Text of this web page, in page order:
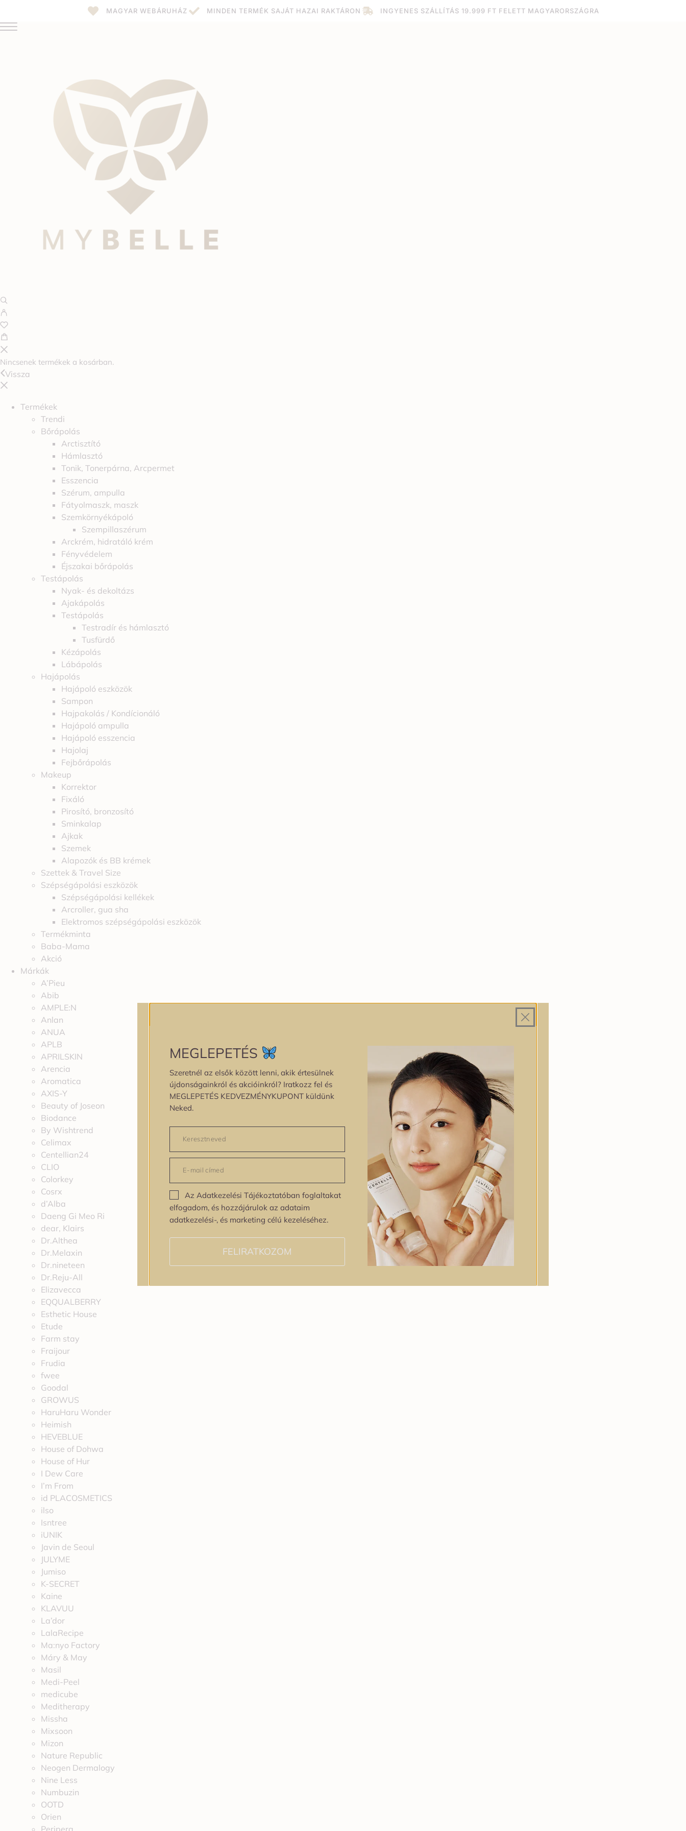
MAGYAR WEBÁRUHÁZ MINDEN TERMÉK SAJÁT HAZAI RAKTÁRON INGYENES SZÁLLÍTÁS 19.999 FT FELETT MAGYARORSZÁGRA
Nincsenek termékek a kosárban.
Vissza
Termékek
Trendi
Bőrápolás
Arctisztító
Hámlasztó
Tonik, Tonerpárna, Arcpermet
Esszencia
Szérum, ampulla
Fátyolmaszk, maszk
Szemkörnyékápoló
Szempillaszérum
Arckrém, hidratáló krém
Fényvédelem
Éjszakai bőrápolás
Testápolás
Nyak- és dekoltázs
Ajakápolás
Testápolás
Testradír és hámlasztó
Tusfürdő
Kézápolás
Lábápolás
Hajápolás
Hajápoló eszközök
Sampon
Hajpakolás / Kondícionáló
Hajápoló ampulla
Hajápoló esszencia
Hajolaj
Fejbőrápolás
Makeup
Korrektor
Fixáló
Pirosító, bronzosító
Sminkalap
Ajkak
Szemek
Alapozók és BB krémek
Szettek & Travel Size
Szépségápolási eszközök
Szépségápolási kellékek
Arcroller, gua sha
Elektromos szépségápolási eszközök
Termékminta
Baba-Mama
Akció
Márkák
A’Pieu
Abib
AMPLE:N
Anlan
ANUA
APLB
APRILSKIN
Arencia
Aromatica
AXIS-Y
Beauty of Joseon
Biodance
By Wishtrend
Celimax
Centellian24
CLIO
Colorkey
Cosrx
d’Alba
Daeng Gi Meo Ri
dear, Klairs
Dr.Althea
Dr.Melaxin
Dr.nineteen
Dr.Reju-All
Elizavecca
EQQUALBERRY
Esthetic House
Etude
Farm stay
Fraijour
Frudia
fwee
Goodal
GROWUS
HaruHaru Wonder
Heimish
HEVEBLUE
House of Dohwa
House of Hur
I Dew Care
I’m From
id PLACOSMETICS
ilso
Isntree
iUNIK
Javin de Seoul
JULYME
Jumiso
K-SECRET
Kaine
KLAVUU
La’dor
LalaRecipe
Ma:nyo Factory
Máry & May
Masil
Medi-Peel
medicube
Meditherapy
Missha
Mixsoon
Mizon
Nature Republic
Neogen Dermalogy
Nine Less
Numbuzin
OOTD
Orien
Peripera
MEGLEPETÉS
Szeretnél az elsők között lenni, akik értesülnek
újdonságainkról és akcióinkról? Iratkozz fel és
MEGLEPETÉS KEDVEZMÉNYKUPONT küldünk
Neked.
Az Adatkezelési Tájékoztatóban foglaltakat
elfogadom, és hozzájárulok az adataim
adatkezelési-, és marketing célú kezeléséhez.
FELIRATKOZOM